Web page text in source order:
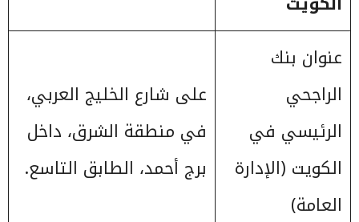
عنوان بنك
الراجحي
الرئيسي في
الكويت (الإدارة
العامة)
على شارع الخليج العربي،
في منطقة الشرق، داخل
برج أحمد، الطابق التاسع.